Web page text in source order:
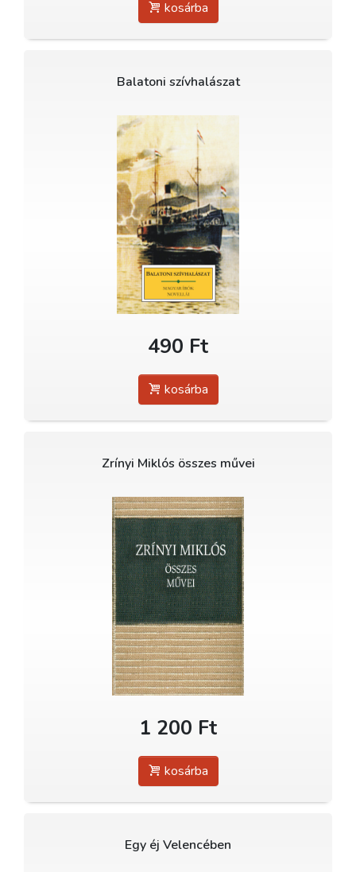
kosárba
Balatoni szívhalászat
490 Ft
kosárba
Zrínyi Miklós összes művei
1 200 Ft
kosárba
Egy éj Velencében